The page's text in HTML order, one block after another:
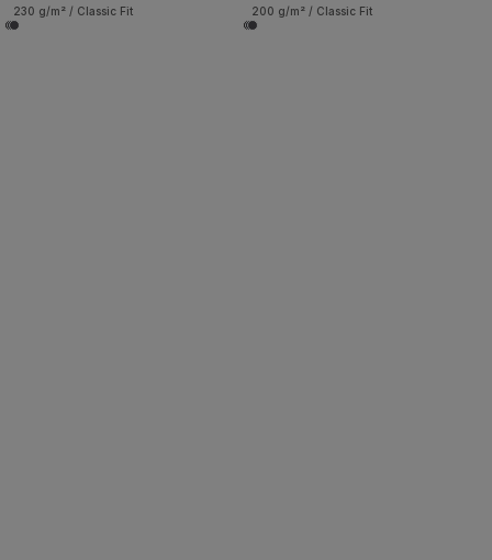
230 g/m² / Classic Fit 200 g/m² / Classic Fit